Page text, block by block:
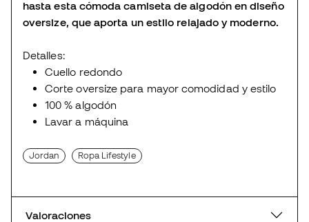
hasta esta cómoda camiseta de algodón en diseño
oversize, que aporta un estilo relajado y moderno.
Detalles:
Cuello redondo
Corte oversize para mayor comodidad y estilo
100 % algodón
Lavar a máquina
Jordan Ropa Lifestyle
Valoraciones